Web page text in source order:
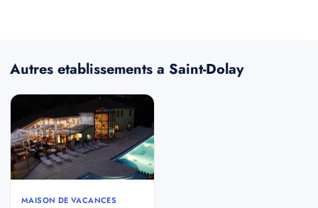
Autres etablissements a Saint-Dolay
MAISON DE VACANCES